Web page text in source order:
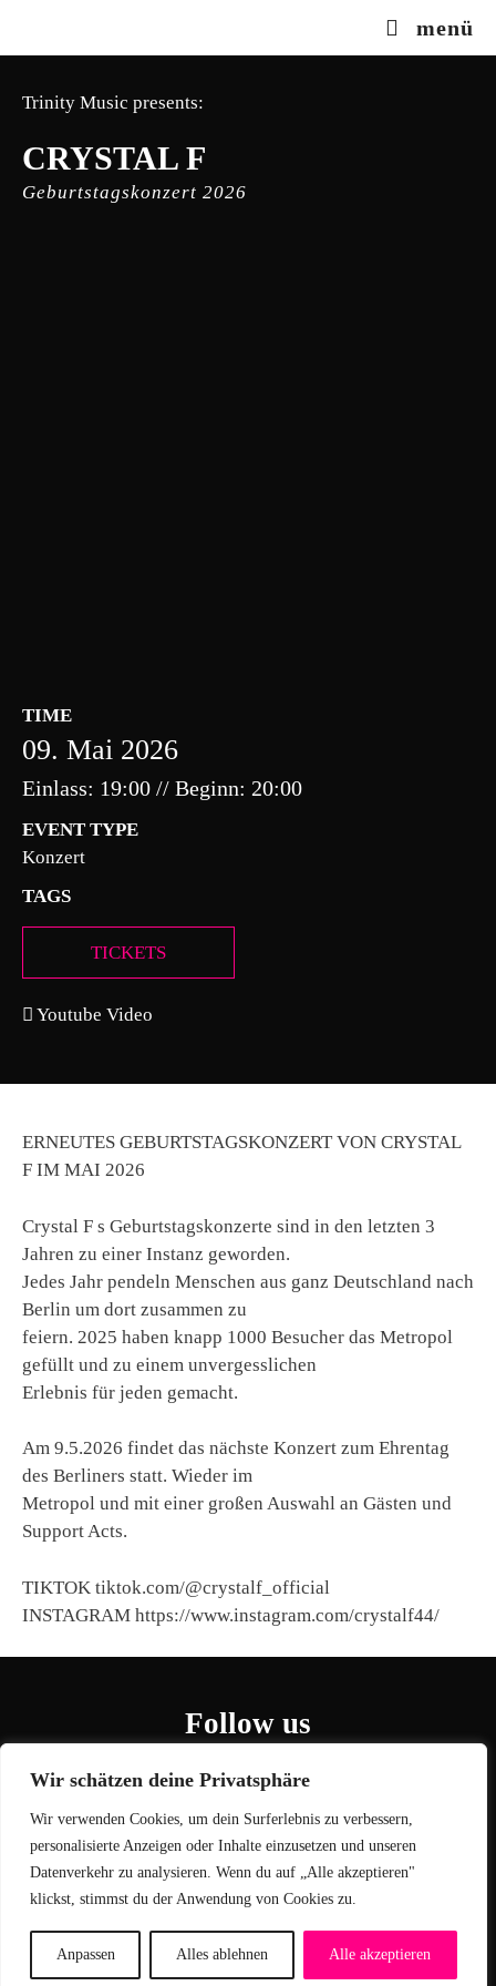
Wir schätzen deine Privatsphäre
Wir verwenden Cookies, um dein Surferlebnis zu verbessern,
personalisierte Anzeigen oder Inhalte einzusetzen und unseren
Datenverkehr zu analysieren. Wenn du auf „Alle akzeptieren"
klickst, stimmst du der Anwendung von Cookies zu.
Anpassen Alles ablehnen Alle akzeptieren
menü
Trinity Music presents:
CRYSTAL F
Geburtstagskonzert 2026
TIME
09. Mai 2026
Einlass: 19:00 // Beginn: 20:00
EVENT TYPE
Konzert
TAGS
TICKETS
Youtube Video
ERNEUTES GEBURTSTAGSKONZERT VON CRYSTAL
F IM MAI 2026
Crystal F s Geburtstagskonzerte sind in den letzten 3
Jahren zu einer Instanz geworden.
Jedes Jahr pendeln Menschen aus ganz Deutschland nach
Berlin um dort zusammen zu
feiern. 2025 haben knapp 1000 Besucher das Metropol
gefüllt und zu einem unvergesslichen
Erlebnis für jeden gemacht.
Am 9.5.2026 findet das nächste Konzert zum Ehrentag
des Berliners statt. Wieder im
Metropol und mit einer großen Auswahl an Gästen und
Support Acts.
TIKTOK tiktok.com/@crystalf_official
INSTAGRAM https://www.instagram.com/crystalf44/
Follow us
Jobs Cookie Einstellungen Datenschutz Kontakt Impressum